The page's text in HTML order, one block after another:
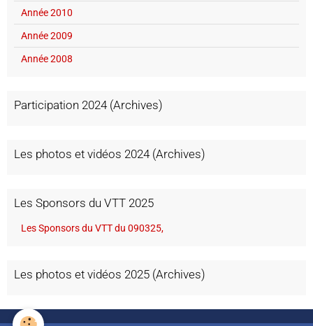
Année 2010
Année 2009
Année 2008
Participation 2024 (Archives)
Les photos et vidéos 2024 (Archives)
Les Sponsors du VTT 2025
Les Sponsors du VTT du 090325,
Les photos et vidéos 2025 (Archives)